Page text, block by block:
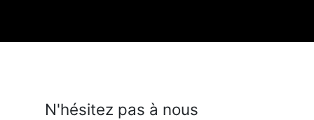
N'hésitez pas à nous